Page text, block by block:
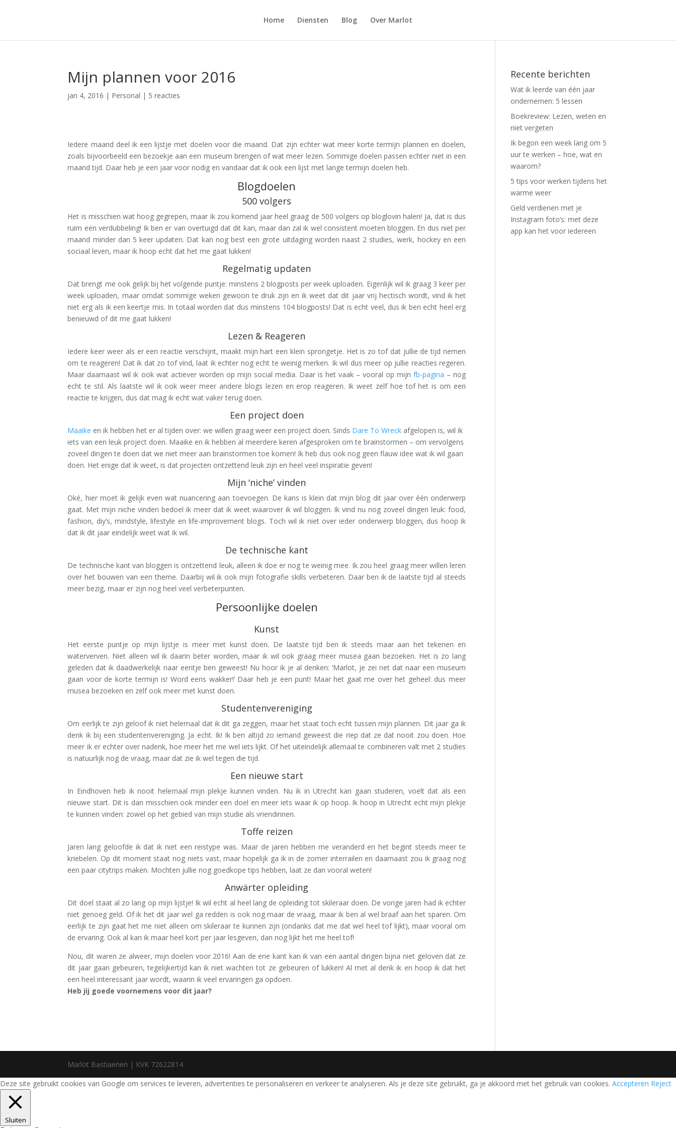
Home Diensten Blog Over Marlot
Mijn plannen voor 2016
jan 4, 2016 | Personal | 5 reacties
Iedere maand deel ik een lijstje met doelen voor die maand. Dat zijn echter wat meer korte termijn plannen en doelen,
zoals bijvoorbeeld een bezoekje aan een museum brengen of wat meer lezen. Sommige doelen passen echter niet in een
maand tijd. Daar heb je een jaar voor nodig en vandaar dat ik ook een lijst met lange termijn doelen heb.
Blogdoelen
500 volgers
Het is misschien wat hoog gegrepen, maar ik zou komend jaar heel graag de 500 volgers op bloglovin halen! Ja, dat is dus
ruim een verdubbeling! Ik ben er van overtuigd dat dit kan, maar dan zal ik wel consistent moeten bloggen. En dus niet per
maand minder dan 5 keer updaten. Dat kan nog best een grote uitdaging worden naast 2 studies, werk, hockey en een
sociaal leven, maar ik hoop echt dat het me gaat lukken!
Regelmatig updaten
Dat brengt me ook gelijk bij het volgende puntje: minstens 2 blogposts per week uploaden. Eigenlijk wil ik graag 3 keer per
week uploaden, maar omdat sommige weken gewoon te druk zijn en ik weet dat dit jaar vrij hectisch wordt, vind ik het
niet erg als ik een keertje mis. In totaal worden dat dus minstens 104 blogposts! Dat is echt veel, dus ik ben echt heel erg
benieuwd of dit me gaat lukken!
Lezen & Reageren
Iedere keer weer als er een reactie verschijnt, maakt mijn hart een klein sprongetje. Het is zo tof dat jullie de tijd nemen
om te reageren! Dat ik dat zo tof vind, laat ik echter nog echt te weinig merken. Ik wil dus meer op jullie reacties regeren.
Maar daarnaast wil ik ook wat actiever worden op mijn social media. Daar is het vaak – vooral op mijn fb-pagina – nog
echt te stil. Als laatste wil ik ook weer meer andere blogs lezen en erop reageren. Ik weet zelf hoe tof het is om een
reactie te krijgen, dus dat mag ik echt wat vaker terug doen.
Een project doen
Maaike en ik hebben het er al tijden over: we willen graag weer een project doen. Sinds Dare To Wreck afgelopen is, wil ik
iets van een leuk project doen. Maaike en ik hebben al meerdere keren afgesproken om te brainstormen – om vervolgens
zoveel dingen te doen dat we niet meer aan brainstormen toe komen! Ik heb dus ook nog geen flauw idee wat ik wil gaan
doen. Het enige dat ik weet, is dat projecten ontzettend leuk zijn en heel veel inspiratie geven!
Mijn ‘niche’ vinden
Oké, hier moet ik gelijk even wat nuancering aan toevoegen. De kans is klein dat mijn blog dit jaar over één onderwerp
gaat. Met mijn niche vinden bedoel ik meer dat ik weet waarover ik wil bloggen. Ik vind nu nog zoveel dingen leuk: food,
fashion, diy’s, mindstyle, lifestyle en life-improvement blogs. Toch wil ik niet over ieder onderwerp bloggen, dus hoop ik
dat ik dit jaar eindelijk weet wat ik wil.
De technische kant
De technische kant van bloggen is ontzettend leuk, alleen ik doe er nog te weinig mee. Ik zou heel graag meer willen leren
over het bouwen van een theme. Daarbij wil ik ook mijn fotografie skills verbeteren. Daar ben ik de laatste tijd al steeds
meer bezig, maar er zijn nog heel veel verbeterpunten.
Persoonlijke doelen
Kunst
Het eerste puntje op mijn lijstje is meer met kunst doen. De laatste tijd ben ik steeds maar aan het tekenen en
waterverven. Niet alleen wil ik daarin beter worden, maar ik wil ook graag meer musea gaan bezoeken. Het is zo lang
geleden dat ik daadwerkelijk naar eentje ben geweest! Nu hoor ik je al denken: ‘Marlot, je zei net dat naar een museum
gaan voor de korte termijn is! Word eens wakker!’ Daar heb je een punt! Maar het gaat me over het geheel: dus meer
musea bezoeken en zelf ook meer met kunst doen.
Studentenvereniging
Om eerlijk te zijn geloof ik niet helemaal dat ik dit ga zeggen, maar het staat toch echt tussen mijn plannen. Dit jaar ga ik
denk ik bij een studentenvereniging. Ja echt. Ik! Ik ben altijd zo iemand geweest die riep dat ze dat nooit zou doen. Hoe
meer ik er echter over nadenk, hoe meer het me wel iets lijkt. Of het uiteindelijk allemaal te combineren valt met 2 studies
is natuurlijk nog de vraag, maar dat zie ik wel tegen die tijd.
Een nieuwe start
In Eindhoven heb ik nooit helemaal mijn plekje kunnen vinden. Nu ik in Utrecht kan gaan studeren, voelt dat als een
nieuwe start. Dit is dan misschien ook minder een doel en meer iets waar ik op hoop. Ik hoop in Utrecht echt mijn plekje
te kunnen vinden: zowel op het gebied van mijn studie als vriendinnen.
Toffe reizen
Jaren lang geloofde ik dat ik niet een reistype was. Maar de jaren hebben me veranderd en het begint steeds meer te
kriebelen. Op dit moment staat nog niets vast, maar hopelijk ga ik in de zomer interrailen en daarnaast zou ik graag nog
een paar citytrips maken. Mochten jullie nog goedkope tips hebben, laat ze dan vooral weten!
Anwärter opleiding
Dit doel staat al zo lang op mijn lijstje! Ik wil echt al heel lang de opleiding tot skileraar doen. De vorige jaren had ik echter
niet genoeg geld. Of ik het dit jaar wel ga redden is ook nog maar de vraag, maar ik ben al wel braaf aan het sparen. Om
eerlijk te zijn gaat het me niet alleen om skileraar te kunnen zijn (ondanks dat me dat wel heel tof lijkt), maar vooral om
de ervaring. Ook al kan ik maar heel kort per jaar lesgeven, dan nog lijkt het me heel tof!
Nou, dit waren ze alweer, mijn doelen voor 2016! Aan de ene kant kan ik van een aantal dingen bijna niet geloven dat ze
dit jaar gaan gebeuren, tegelijkertijd kan ik niet wachten tot ze gebeuren of lukken! Al met al denk ik en hoop ik dat het
een heel interessant jaar wordt, waarin ik veel ervaringen ga opdoen.
Heb jij goede voornemens voor dit jaar?
Recente berichten
Wat ik leerde van één jaar
ondernemen: 5 lessen
Boekreview: Lezen, weten en
niet vergeten
Ik begon een week lang om 5
uur te werken – hoe, wat en
waarom?
5 tips voor werken tijdens het
warme weer
Geld verdienen met je
Instagram foto’s: met deze
app kan het voor iedereen
Marlot Bastiaenen | KVK 72622814
Deze site gebruikt cookies van Google om services te leveren, advertenties te personaliseren en verkeer te analyseren. Als je deze site gebruikt, ga je akkoord met het gebruik van cookies. Accepteren Reject
Sluiten